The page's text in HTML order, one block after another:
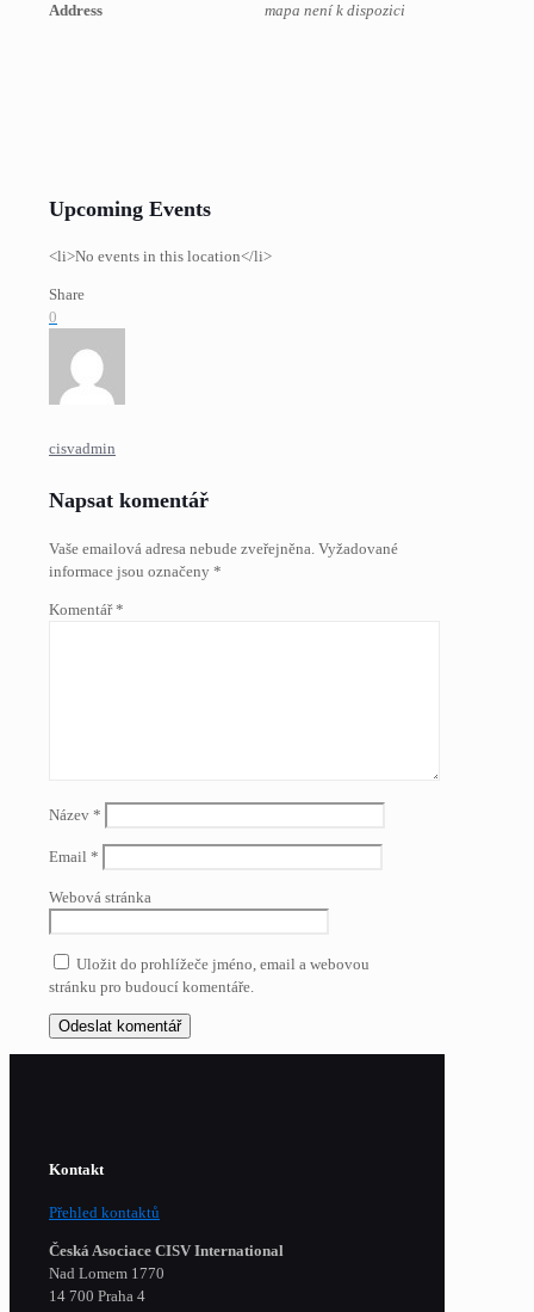
mapa není k dispozici
Address
Upcoming Events
<li>No events in this location</li>
Share
0
cisvadmin
Napsat komentář
Vaše emailová adresa nebude zveřejněna. Vyžadované
informace jsou označeny *
Komentář*
Název *
Email *
Webová stránka
Uložit do prohlížeče jméno, email a webovou
stránku pro budoucí komentáře.
Kontakt
Přehled kontaktů
Česká Asociace CISV International
Nad Lomem 1770
14 700 Praha 4